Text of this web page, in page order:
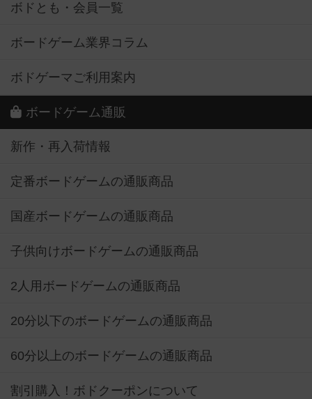
ボドとも・会員一覧
ボードゲーム業界コラム
ボドゲーマご利用案内
ボードゲーム通販
新作・再入荷情報
定番ボードゲームの通販商品
国産ボードゲームの通販商品
子供向けボードゲームの通販商品
2人用ボードゲームの通販商品
20分以下のボードゲームの通販商品
60分以上のボードゲームの通販商品
割引購入！ボドクーポンについて